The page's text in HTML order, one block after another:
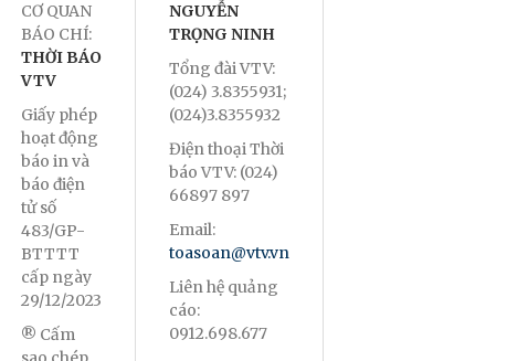
CƠ QUAN
BÁO CHÍ:
THỜI BÁO
VTV
Giấy phép
hoạt động
báo in và
báo điện
tử số
483/GP-
BTTTT
cấp ngày
29/12/2023
® Cấm
NGUYỄN
TRỌNG NINH
Tổng đài VTV:
(024) 3.8355931;
(024)3.8355932
Điện thoại Thời
báo VTV: (024)
66897 897
Email:
toasoan@vtv.vn
Liên hệ quảng
cáo:
0912.698.677